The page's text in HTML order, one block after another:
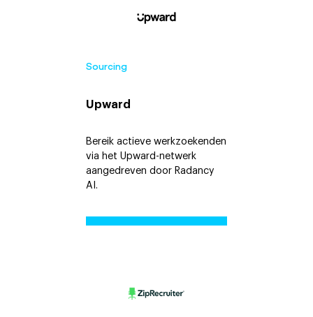
Sourcing
Upward
Bereik actieve werkzoekenden
via het Upward-netwerk
aangedreven door Radancy
AI.